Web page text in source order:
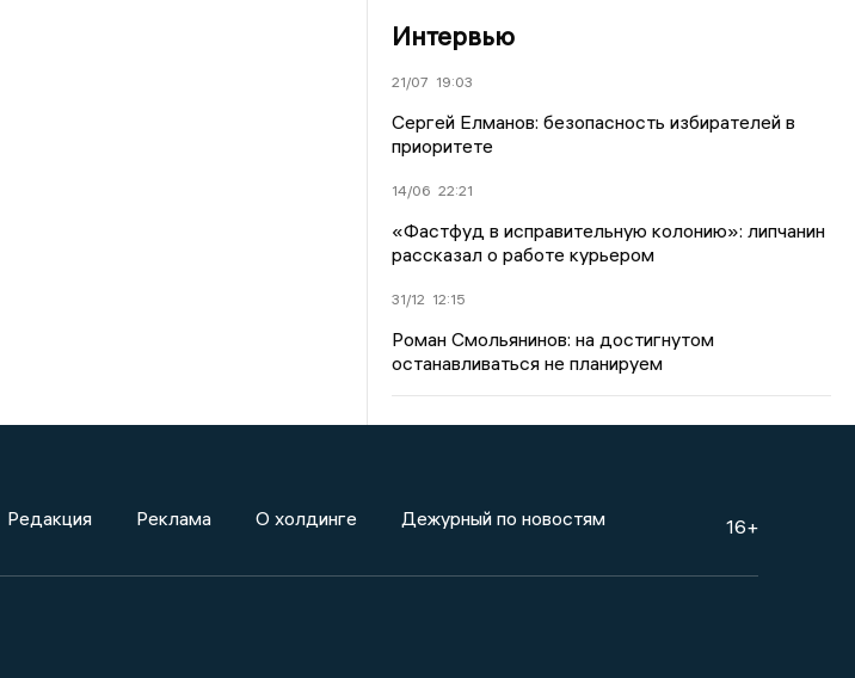
Интервью
21/07 19:03
Сергей Елманов: безопасность избирателей в
приоритете
14/06 22:21
«Фастфуд в исправительную колонию»: липчанин
рассказал о работе курьером
31/12 12:15
Роман Смольянинов: на достигнутом
останавливаться не планируем
Редакция Реклама О холдинге Дежурный по новостям 16+